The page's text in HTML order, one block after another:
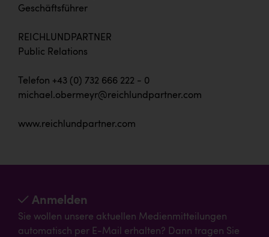
Geschäftsführer
REICHLUNDPARTNER
Public Relations
Telefon +43 (0) 732 666 222 - 0
michael.obermeyr@reichlundpartner.com
www.reichlundpartner.com
Anmelden
Sie wollen unsere aktuellen Medienmitteilungen
automatisch per E-Mail erhalten? Dann tragen Sie